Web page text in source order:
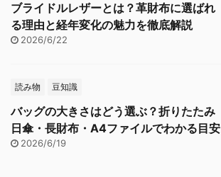
ブライドルレザーとは？革財布に選ばれ
る理由と経年変化の魅力を徹底解説
2026/6/22
読み物 豆知識
バッグの大きさはどう選ぶ？折りたたみ
日傘・長財布・A4ファイルでわかる目安
2026/6/19